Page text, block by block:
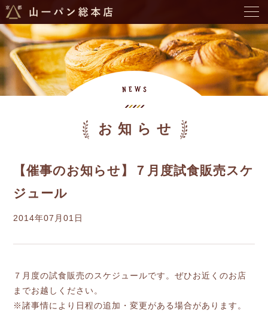
お知らせ
【催事のお知らせ】７月度試食販売スケ
ジュール
2014年07月01日
７月度の試食販売のスケジュールです。ぜひお近くのお店
までお越しください。
※諸事情により日程の追加・変更がある場合があります。